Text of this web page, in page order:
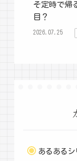
そ定時で帰
目？
2026.07.25
あるあるシ